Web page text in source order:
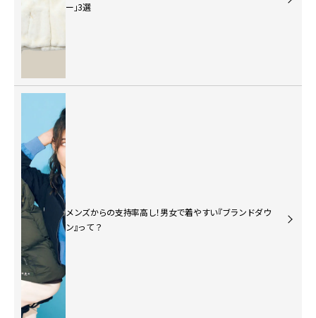
ー」3選
メンズからの支持率高し！男女で着やすい『ブランドダウ
ン』って？